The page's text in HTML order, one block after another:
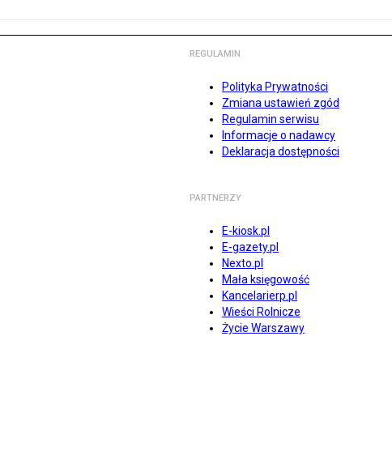
REGULAMIN
Polityka Prywatności
Zmiana ustawień zgód
Regulamin serwisu
Informacje o nadawcy
Deklaracja dostępności
PARTNERZY
E-kiosk.pl
E-gazety.pl
Nexto.pl
Mała księgowość
Kancelarierp.pl
Wieści Rolnicze
Życie Warszawy